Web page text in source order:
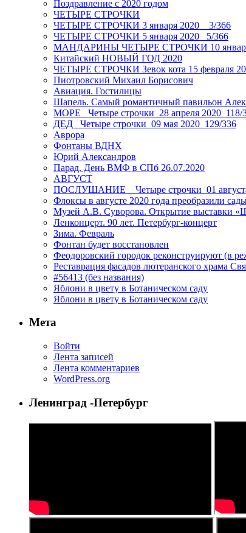
Поздравление с 2020 годом
ЧЕТЫРЕ СТРОЧКИ
ЧЕТЫРЕ СТРОЧКИ 3 января 2020 _ 3/366
ЧЕТЫРЕ СТРОЧКИ 5 января 2020_ 5/366
МАНДАРИНЫ ЧЕТЫРЕ СТРОЧКИ 10 января
Китайский НОВЫЙ ГОД 2020
ЧЕТЫРЕ СТРОЧКИ Зевок кота 15 февраля
Пиотровский Михаил Борисович
Авиация. Гостилицы
Шапель. Самый романтичный павильон
МОРЕ _Четыре строчки_28 апреля 2020_118/
ДЕД _Четыре строчки_09 мая 2020_129/336
Аврора
Фонтаны ВДНХ
Юрий Александров
Парад. День ВМФ в СПб 26.07.2020
АВГУСТ
ПОСЛУШАНИЕ _ Четыре строчки_01
Флоксы в августе 2020 года преобразили
Музей А.В. Суворова. Открытие выставки
Ленконцерт. 90 лет. Петербург-концерт
Зима. Февраль
Фонтан будет восстановлен
Феодоровский городок реконструируют (в
Реставрация фасадов лютеранского храма
#56413 (без названия)
Яблони в цвету в Ботаническом саду
Яблони в цвету в Ботаническом саду
Мета
Войти
Лента записей
Лента комментариев
WordPress.org
Ленинград -Петербург